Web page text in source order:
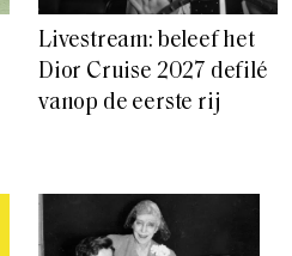
Livestream: beleef het
Dior Cruise 2027 defilé
vanop de eerste rij